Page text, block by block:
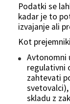
Podatki se
kadar je to
izvajanje ali
Kot
Avtonomni
regulativni
zahtevati
skladu z